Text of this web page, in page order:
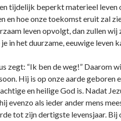
tijdelijk beperkt materieel leven
en hoe onze toekomst eruit zal
leven opvolgt, dan zullen
je in het duurzame, eeuwige leven
zegt: “Ik ben de weg!” Daarom
Hij is op onze aarde geboren
en heilige God is. Nadat
evenzo als ieder ander mens
tot zijn dertigste levensjaar. Bij